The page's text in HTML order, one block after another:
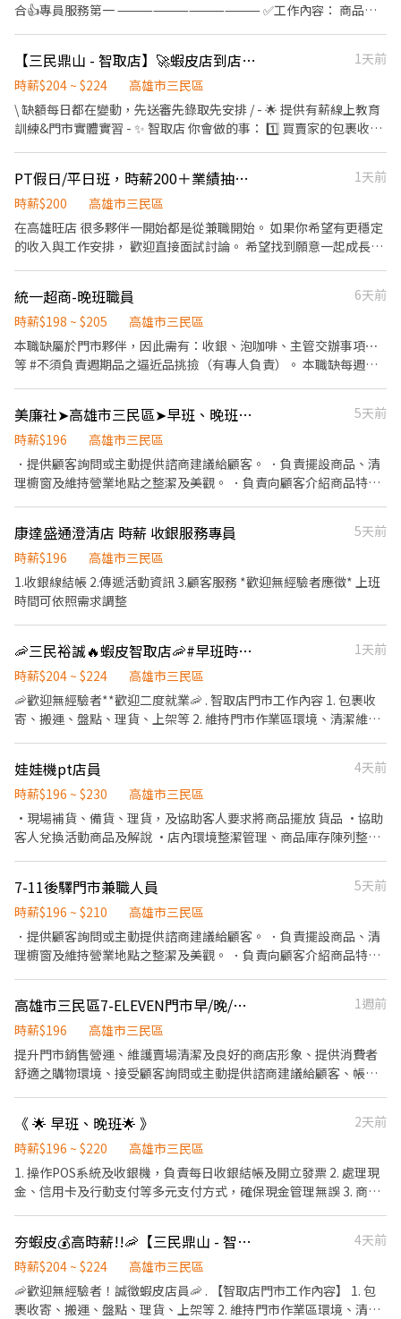
所需要的食材。 ．協助測量食材的容量與重量。 ．負責擺盤、打包
合👍專員服務第一 ⸻⸻⸻⸻ ✅工作內容： 商品銷
17:30-22:00 ⸻⸻⸻⸻ ✅工作薪資： 196/H
⸻⸻⸻⸻ ✅工作地點： 高雄市三民區鼎山街529號
1樓 ⸻【應徵方式】⸻ 1️⃣點擊加入：
https://lin.ee/Ur5Ko9E（ID：cfm1791i） 2️⃣加入後"務必"留言：
【三民鼎山 - 智取店】🚀蝦皮店到店 PT🍤｜有薪教育訓練 × 免輪班
1天前
時薪$204 ~ $224
高雄市三民區
\ 缺額每日都在變動，先送審先錄取先安排 / - 🌟 提供有薪線上教育
訓練&門市實體實習 - ✨ 智取店 你會做的事： 1️⃣ 買賣家的包裹收
適取貨環境 4️⃣ 必須有駕照及機車，支援10公里內門市跑點 5️⃣ 配合
主管指派工作內容並機動性協助 - 🧡早班時薪 $204 (基本時薪 $196
+ 智取店津貼 $8) . 🩶晚班時薪 $224 (基本時薪 $196 + 智取店晚班津
貼 $28) - 🔔 主管排班❗️一週 2～5天班 🔔 無法固定休六日，輪流畫休
作時間｜早班】 07:00-12:00 (由主管依照門市需求安排2-5小時) (可
彈性調整上班時間，最晚至8:30-13:30) - 【🕐 工作時間｜晚班】
｜無需任何費用｜快速安排 🌙 https://lin.ee/lJ1Nz7C ✅ 加入後請
傳送「職缺截圖」唷！
PT假日/平日班，時薪200＋業績抽成！能力越強，收入越高！
1天前
時薪$200
高雄市三民區
在高雄旺店 很多夥伴一開始都是從兼職開始。 如果你希望有更穩定
的收入與工作安排， 歡迎直接面試討論。 希望找到願意一起成長、
品介紹 • 維護店面環境整潔 • 盤點商品及填寫報表 適合想增加收
入，培養服務能力，累積銷售經驗的人。 表現穩定者， 有額外獎金
及成長機會。 享有春節黃金班優先安排資格。 春節是彩券業一年一
度的黃金時段。 買氣集中、人流爆發， 獎金表現通常遠高於平月。
可。 適合這樣的人 ✓ 喜歡與人互動 ✓ 願意學習 ✓ 不排斥銷售 ✓ 希
望透過能力增加收入 ✗ 賭博習慣者不適用 代班人員/儲備人員 #人員
招募 #新人專業know-how #穩定兼職 #績效獎金 #零碎時間 #第二
份收入
統一超商-晚班職員
6天前
時薪$198 ~ $205
高雄市三民區
本職缺屬於門市夥伴，因此需有：收銀、泡咖啡、主管交辦事項⋯
等 #不須負責週期品之逼近品挑撿（有專人負責）。 本職缺每週上
美廉社➤高雄市三民區➤早班、晚班計時人員
5天前
時薪$196
高雄市三民區
．提供顧客詢問或主動提供諮商建議給顧客。 ．負責擺設商品、清
理櫥窗及維持營業地點之整潔及美觀。 ．負責向顧客介紹商品特
束營業前，統計銷售情形、盤點貨品存量及撰寫當日業務報表。
康達盛通澄清店 時薪 收銀服務專員
5天前
時薪$196
高雄市三民區
1.收銀線結帳 2.傳遞活動資訊 3.顧客服務 *歡迎無經驗者應徵* 上班
時間可依照需求調整
🦐三民裕誠🔥蝦皮智取店🦐#早班時薪 #晚班時薪 #完整教育訓練
1天前
時薪$204 ~ $224
高雄市三民區
🦐歡迎無經驗者**歡迎二度就業🦐 . 智取店門市工作內容 1. 包裹收
寄、搬運、盤點、理貨、上架等 2. 維持門市作業區環境、清潔維護
作門店會分在1-3間門市排班 (多數區域為2間以內) 4. 須配合蝦皮店
到店工作內容調整 5. 偶爾須配合鄰近有人店門市支援 . 班別 🟢早班
時間：07:00-12:00 🟢晚班時間：17:30-22:30 ▶時間都有可能會因
貨物量多與少做調整 . 薪資待遇 ▶早班時薪 $204/H (內含津貼) ▶晚
戶，無法領現 ▶提供完整線上或實體教育訓練及實體店面實習考
核，皆有計薪 . 休假制度 排休制 (依照門市與個人可配合時段) . 以下
需跑的店點 主要門市🔽 三民裕誠 - 智取店 高雄市三民區裕誠路119
號1、2樓 跑點門市🔽 三民鼎中 - 智取店 高雄市三民區鼎中路750號
1、2樓、夾層 三民鼎山 - 智取店 高雄市三民區鼎山街361號1樓 三
民大裕 - 智取店 高雄市三民區大裕路185號1樓 三民明仁 - 智取店 高
雄市三民區明仁路32之7號1樓 三民金陵 - 智取店 高雄市三民區金陵
娃娃機pt店員
4天前
時薪$196 ~ $230
高雄市三民區
•現場補貨、備貨、理貨，及協助客人要求將商品擺放 貨品 •協助
客人兌換活動商品及解說 •店內環境整潔管理、商品庫存陳列整理
真誠、積極、樂觀敬業，良好服務態度 • 手腳快、理解力好、品行
端正 • 需搬運商品到機台上，有些商品比較重請納入考量 • 認真
負責 謹慎細心！ （需長期）（抗壓力要夠） 《特別福利》 • 生日
禮金 • 公司不定時聚餐 • 年度尾牙(或春酒) 完整升遷考核，視工
7-11後驛門市兼職人員
5天前
時薪$196 ~ $210
高雄市三民區
．提供顧客詢問或主動提供諮商建議給顧客。 ．負責擺設商品、清
理櫥窗及維持營業地點之整潔及美觀。 ．負責向顧客介紹商品特
束營業前，統計銷售情形、盤點貨品存量及撰寫當日業務報表。
高雄市三民區7-ELEVEN門市早/晚/夜班服務人員
1週前
時薪$196
高雄市三民區
提升門市銷售營運、維護賣場清潔及良好的商店形象、提供消費者
舒適之購物環境、接受顧客詢問或主動提供諮商建議給顧客、帳務
《 🌟 早班、晚班🌟 》
2天前
時薪$196 ~ $220
高雄市三民區
1. 操作POS系統及收銀機，負責每日收銀結帳及開立發票 2. 處理現
金、信用卡及行動支付等多元支付方式，確保現金管理無誤 3. 商品
確保營業環境的整潔與吸引力 6. 協助促銷活動開展與參與，提升店
鋪銷售業績 7. 製作銷售報表，協助管理店內營運狀況 歡迎加入我
們，成為店鋪營運不可或缺的重要夥伴👍期待您的加入！
夯蝦皮💰高時薪!!🦐【三民鼎山 - 智取店】✨#兼職 #蝦皮
4天前
時薪$204 ~ $224
高雄市三民區
🦐歡迎無經驗者！誠徵蝦皮店員🦐 . 【智取店門市工作內容】 1. 包
裹收寄、搬運、盤點、理貨、上架等 2. 維持門市作業區環境、清潔